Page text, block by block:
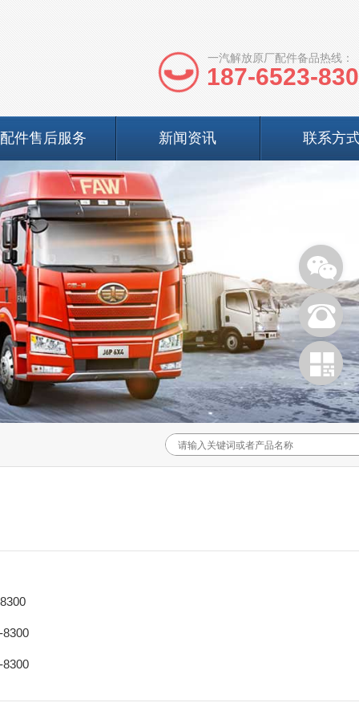
一汽解放原厂配件备品热线：
187-6523-
配件售后服务 新闻资讯 联系方